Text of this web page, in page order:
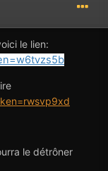
le lien:
le détrôner